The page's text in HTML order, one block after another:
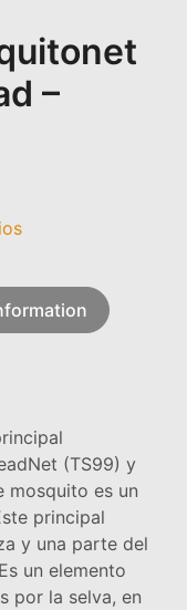
–
(TS99) y
mosquito es un
principal
y una parte del
un elemento
por la selva, en